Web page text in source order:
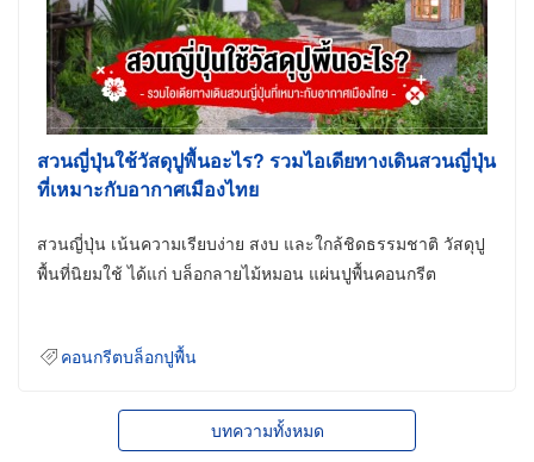
สวนญี่ปุ่นใช้วัสดุปูพื้นอะไร? รวมไอเดียทางเดินสวนญี่ปุ่น
ที่เหมาะกับอากาศเมืองไทย
สวนญี่ปุ่น เน้นความเรียบง่าย สงบ และใกล้ชิดธรรมชาติ วัสดุปู
พื้นที่นิยมใช้ ได้แก่ บล็อกลายไม้หมอน แผ่นปูพื้นคอนกรีต
คอนกรีตบล็อกปูพื้น
บทความทั้งหมด